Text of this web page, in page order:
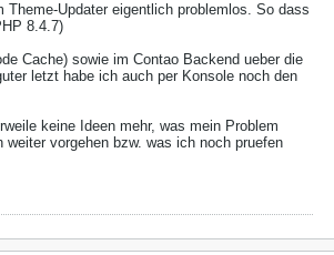
Theme-Updater eigentlich problemlos. So dass
8.4.7)
Cache) sowie im Contao Backend ueber die
letzt habe ich auch per Konsole noch den
keine Ideen mehr, was mein Problem
vorgehen bzw. was ich noch pruefen